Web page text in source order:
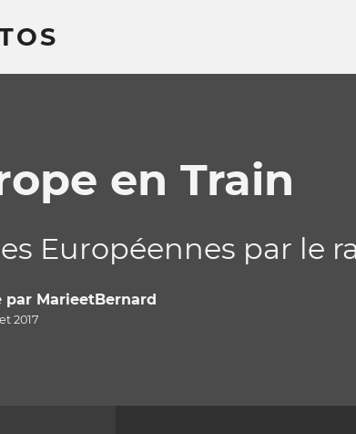
en Train
Européennes par le
par MarieetBernard
2017